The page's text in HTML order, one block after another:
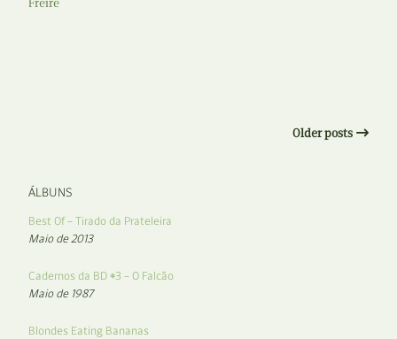
Freire
Older posts
ÁLBUNS
Best Of – Tirado da Prateleira
Maio de 2013
Cadernos da BD #3 – O Falcão
Maio de 1987
Blondes Eating Bananas